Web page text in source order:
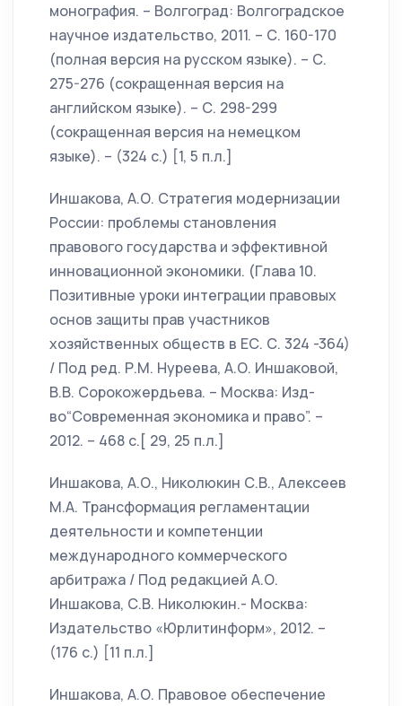
монография. – Волгоград: Волгоградское
научное издательство, 2011. – С. 160-170
(полная версия на русском языке). – С.
275-276 (сокращенная версия на
английском языке). – С. 298-299
(сокращенная версия на немецком
языке). – (324 с.) [1, 5 п.л.]
Иншакова, А.О. Стратегия модернизации
России: проблемы становления
правового государства и эффективной
инновационной экономики. (Глава 10.
Позитивные уроки интеграции правовых
основ защиты прав участников
хозяйственных обществ в ЕС. С. 324 -364)
/ Под ред. Р.М. Нуреева, А.О. Иншаковой,
В.В. Сорокожердьева. – Москва: Изд-
во“Современная экономика и право”. –
2012. – 468 с.[ 29, 25 п.л.]
Иншакова, А.О., Николюкин С.В., Алексеев
М.А. Трансформация регламентации
деятельности и компетенции
международного коммерческого
арбитража / Под редакцией А.О.
Иншакова, С.В. Николюкин.- Москва:
Издательство «Юрлитинформ», 2012. –
(176 с.) [11 п.л.]
Иншакова, А.О. Правовое обеспечение